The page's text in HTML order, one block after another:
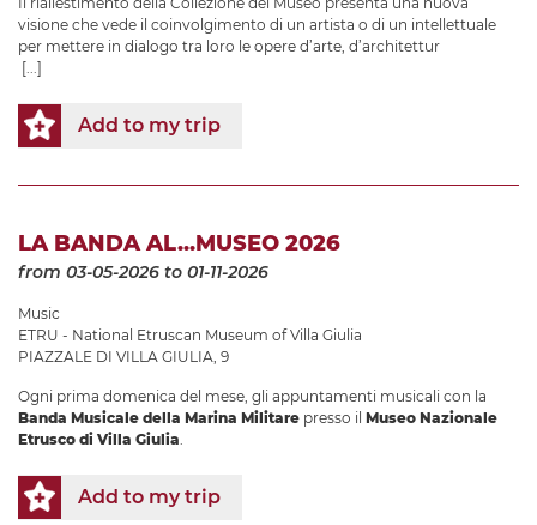
visione che vede il coinvolgimento di un artista o di un intellettuale
per mettere in dialogo tra loro le opere d’arte, d’architettur
[...]
Add to my trip
LA BANDA AL...MUSEO 2026
from 03-05-2026 to 01-11-2026
Music
ETRU - National Etruscan Museum of Villa Giulia
PIAZZALE DI VILLA GIULIA, 9
Ogni prima domenica del mese, gli appuntamenti musicali con la
Banda Musicale della Marina Militare presso il Museo Nazionale
Etrusco di Villa Giulia.
Add to my trip